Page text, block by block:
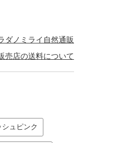
ダノミライ自然通販
売店の送料について
シュピンク